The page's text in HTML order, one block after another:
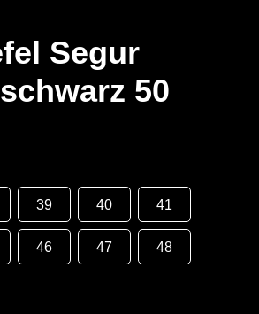
Segur
50
39 40 41
46 47 48